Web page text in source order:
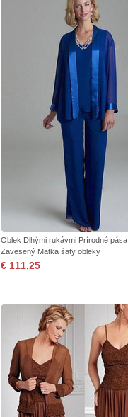
Oblek Dlhými rukávmi Prírodné pása
Zavesený Matka šaty obleky
€ 111,25